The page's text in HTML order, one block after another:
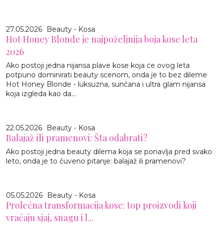
27.05.2026 Beauty - Kosa
Hot Honey Blonde je najpoželjnija boja kose leta
2026
Ako postoji jedna nijansa plave kose koja će ovog leta
potpuno dominirati beauty scenom, onda je to bez dileme
Hot Honey Blonde - luksuzna, sunčana i ultra glam nijansa
koja izgleda kao da...
22.05.2026 Beauty - Kosa
Balajaž ili pramenovi: Šta odabrati?
Ako postoji jedna beauty dilema koja se ponavlja pred svako
leto, onda je to čuveno pitanje: balajaž ili pramenovi?
05.05.2026 Beauty - Kosa
Prolećna transformacija kose: top proizvodi koji
vraćaju sjaj, snagu i l...